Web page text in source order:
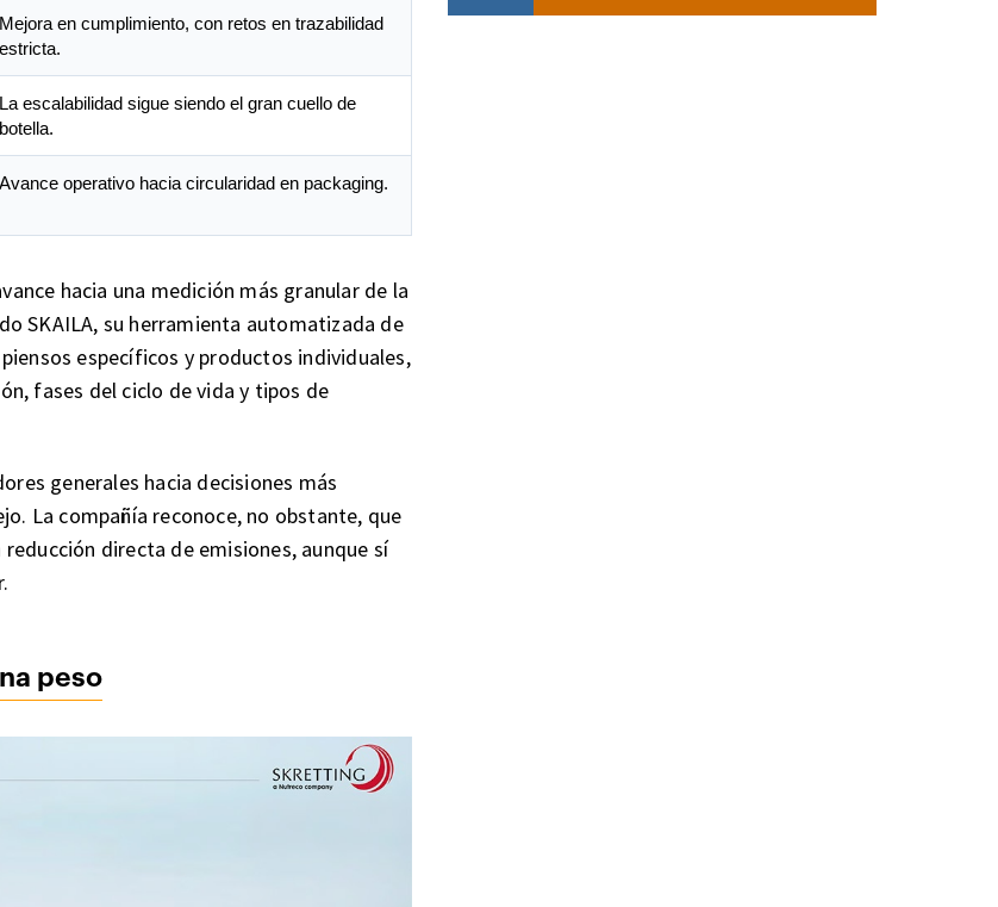
Mejora en cumplimiento, con retos en trazabilidad
estricta.
La escalabilidad sigue siendo el gran cuello de
botella.
Avance operativo hacia circularidad en packaging.
hacia una medición más granular de la
SKAILA, su herramienta automatizada de
específicos y productos individuales,
fases del ciclo de vida y tipos de
generales hacia decisiones más
La compañía reconoce, no obstante, que
directa de emisiones, aunque sí
peso